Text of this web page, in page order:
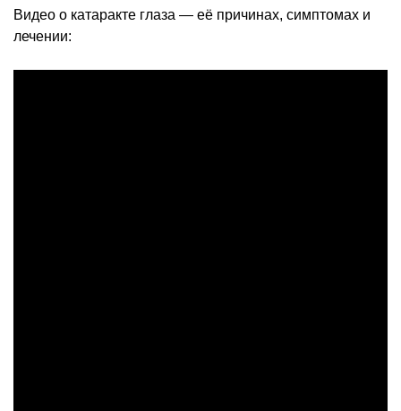
Видео о катаракте глаза — её причинах, симптомах и
лечении: